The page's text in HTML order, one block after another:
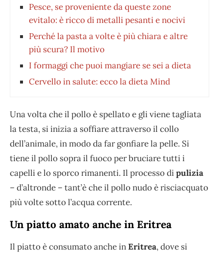
Pesce, se proveniente da queste zone
evitalo: è ricco di metalli pesanti e nocivi
Perché la pasta a volte è più chiara e altre
più scura? Il motivo
I formaggi che puoi mangiare se sei a dieta
Cervello in salute: ecco la dieta Mind
Una volta che il pollo è spellato e gli viene tagliata
la testa, si inizia a soffiare attraverso il collo
dell’animale, in modo da far gonfiare la pelle. Si
tiene il pollo sopra il fuoco per bruciare tutti i
capelli e lo sporco rimanenti. Il processo dipulizia
– d’altronde – tant’è che il pollo nudo è risciacquato
più volte sotto l’acqua corrente.
Un piatto amato anche in Eritrea
Il piatto è consumato anche inEritrea, dove si